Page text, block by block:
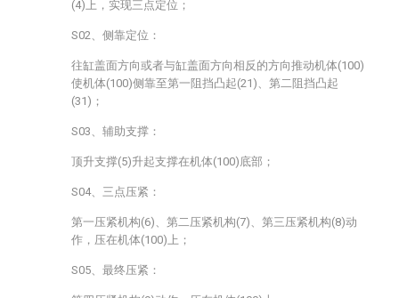
(4)上，实现三点定位；
S02、侧靠定位：
往缸盖面方向或者与缸盖面方向相反的方向推动机体(100)
使机体(100)侧靠至第一阻挡凸起(21)、第二阻挡凸起
(31)；
S03、辅助支撑：
顶升支撑(5)升起支撑在机体(100)底部；
S04、三点压紧：
第一压紧机构(6)、第二压紧机构(7)、第三压紧机构(8)动
作，压在机体(100)上；
S05、最终压紧：